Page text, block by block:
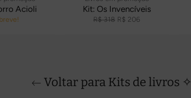
Acioli Kit: Os Invencíveis
Preço
R$ 318 Preço
R$ 206
Voltar para Kits de livros ✧